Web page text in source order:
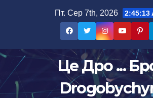
Пт. Сер 7th, 2026 2:45:14
Це Дро ...